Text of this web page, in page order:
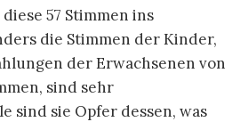
57 Stimmen ins
die Stimmen der Kinder,
der Erwachsenen von
sind sehr
sind sie Opfer dessen, was